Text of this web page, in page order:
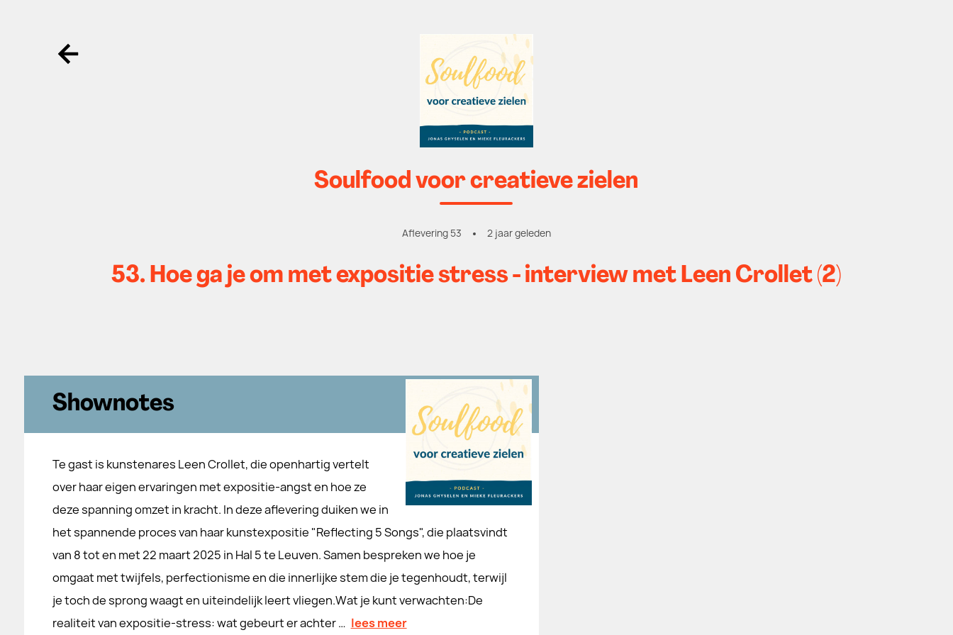
Ga terug
Soulfood voor creatieve zielen
Aflevering 53 2 jaar geleden
53. Hoe ga je om met expositie stress - interview met Leen Crollet (2)
Shownotes
Te gast is kunstenares Leen Crollet, die openhartig vertelt
over haar eigen ervaringen met expositie-angst en hoe ze
deze spanning omzet in kracht. In deze aflevering duiken we in
het spannende proces van haar kunstexpositie "Reflecting 5 Songs", die plaatsvindt
van 8 tot en met 22 maart 2025 in Hal 5 te Leuven. Samen bespreken we hoe je
omgaat met twijfels, perfectionisme en die innerlijke stem die je tegenhoudt, terwijl
je toch de sprong waagt en uiteindelijk leert vliegen.Wat je kunt verwachten:De
realiteit van expositie-stress: wat gebeurt er achter … lees meer